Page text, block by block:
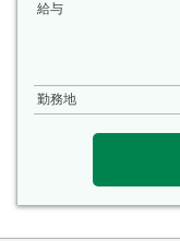
給与
勤務地